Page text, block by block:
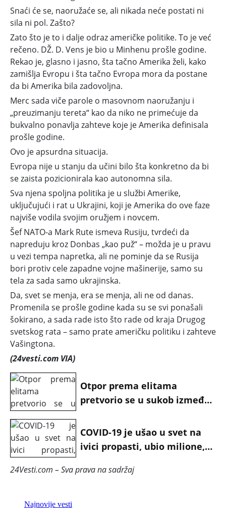
Snaći će se, naoružaće se, ali nikada neće postati ni
sila ni pol. Zašto?
Zato što je to i dalje odraz američke politike. To je već
rečeno. DŽ. D. Vens je bio u Minhenu prošle godine.
Rekao je, glasno i jasno, šta tačno Amerika želi, kako
zamišlja Evropu i šta tačno Evropa mora da postane
da bi Amerika bila zadovoljna.
Merc sada viče parole o masovnom naoružanju i
„preuzimanju tereta“ kao da niko ne primećuje da
bukvalno ponavlja zahteve koje je Amerika definisala
prošle godine.
Ovo je apsurdna situacija.
Evropa nije u stanju da učini bilo šta konkretno da bi
se zaista pozicionirala kao autonomna sila.
Sva njena spoljna politika je u službi Amerike,
uključujući i rat u Ukrajini, koji je Amerika do ove faze
najviše vodila svojim oružjem i novcem.
Šef NATO-a Mark Rute ismeva Rusiju, tvrdeći da
napreduju kroz Donbas „kao puž“ – možda je u pravu
u vezi tempa napretka, ali ne pominje da se Rusija
bori protiv cele zapadne vojne mašinerije, samo su
tela za sada samo ukrajinska.
Da, svet se menja, era se menja, ali ne od danas.
Promenila se prošle godine kada su se svi ponašali
šokirano, a sada rade isto što rade od kraja Drugog
svetskog rata – samo prate američku politiku i zahteve
Vašingtona.
(24vesti.com VIA)
Otpor prema elitama
pretvorio se u sukob između
DEŠAVA EKSTREMNA
POLARIZACIJA?
COVID-19 je ušao u svet na
ivici propasti, ubio milione,
24Vesti.com – Sva prava na sadržaj